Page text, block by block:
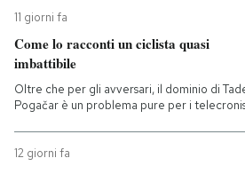
Economia
PODCAST
11 giorni fa
Come lo racconti un ciclista quasi
imbattibile
Oltre che per gli avversari, il dominio di
Pogačar è un problema pure per i
12 giorni fa